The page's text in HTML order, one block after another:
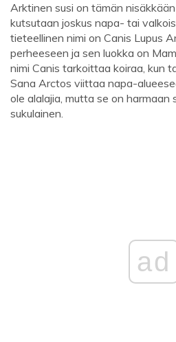
Arktinen susi on tämän
kutsutaan joskus napa- tai
tieteellinen nimi on Canis Lupus
perheeseen ja sen luokka on
nimi Canis tarkoittaa koiraa, kun
Sana Arctos viittaa napa-
ole alalajia, mutta se on harmaan
sukulainen.
ad